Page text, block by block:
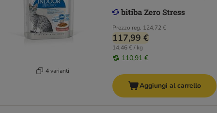
4 varianti
Prezzo reg. 124,72 €
117,99 €
14,46 € / kg
110,91 €
Aggiungi al carrello